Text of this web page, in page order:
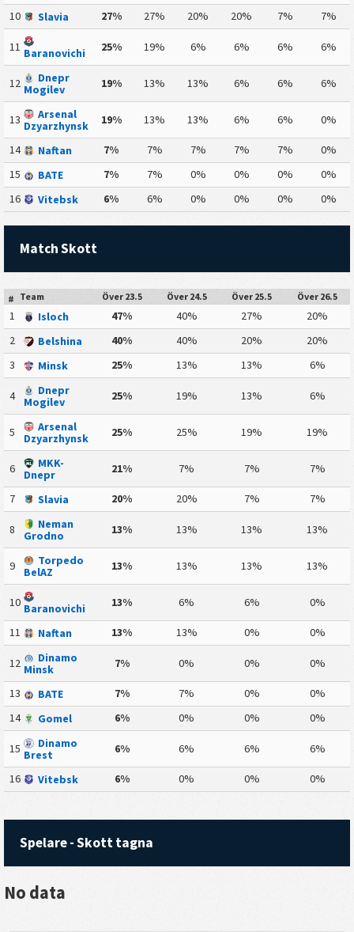
10 Slavia 27% 27% 20% 20% 7% 7%
11 Baranovichi 25% 19% 6% 6% 6% 6%
12
Dnepr
Mogilev
19% 13% 13% 6% 6% 6%
13
Arsenal
Dzyarzhynsk
19% 13% 13% 6% 6% 0%
14 Naftan 7% 7% 7% 7% 7%
0%
15
BATE 7% 7% 0% 0% 0%
0%
16
Vitebsk 6% 6% 0% 0% 0% 0%
Match Skott
# Team Över 23.5 Över 24.5 Över 25.5 Över 26.5
1 Isloch 47% 40% 27%
20%
2
Belshina 40% 40% 20%
20%
3
Minsk 25% 13% 13% 6%
4
Dnepr
Mogilev
25% 19% 13% 6%
5
Arsenal
Dzyarzhynsk
25% 25% 19% 19%
6
MKK-
Dnepr
21% 7% 7% 7%
7 Slavia 20% 20% 7% 7%
8
Neman
Grodno
13% 13% 13% 13%
9
Torpedo
BelAZ
13% 13% 13% 13%
10 Baranovichi 13% 6% 6% 0%
11 Naftan 13% 13% 0% 0%
12
Dinamo
Minsk
7% 0% 0% 0%
13 BATE 7% 7% 0%
0%
14
Gomel 6% 0% 0% 0%
15
Dinamo
Brest
6% 6% 6% 6%
16 Vitebsk 6% 0% 0% 0%
Spelare - Skott tagna
No data